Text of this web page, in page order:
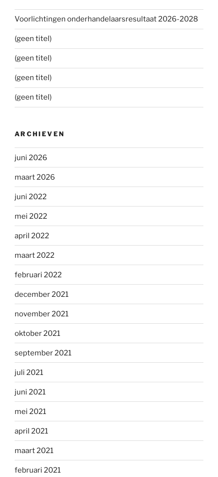
Voorlichtingen onderhandelaarsresultaat 2026-2028
(geen titel)
(geen titel)
(geen titel)
(geen titel)
ARCHIEVEN
juni 2026
maart 2026
juni 2022
mei 2022
april 2022
maart 2022
februari 2022
december 2021
november 2021
oktober 2021
september 2021
juli 2021
juni 2021
mei 2021
april 2021
maart 2021
februari 2021